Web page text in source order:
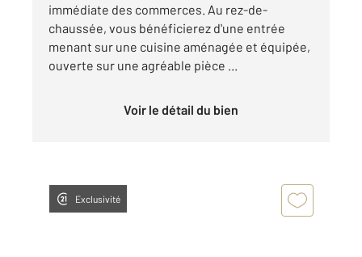
immédiate des commerces. Au rez-de-
chaussée, vous bénéficierez d'une entrée
menant sur une cuisine aménagée et équipée,
ouverte sur une agréable pièce ...
Voir le détail du bien
Exclusivité